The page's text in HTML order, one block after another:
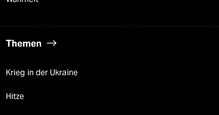
Themen
Krieg in der Ukraine
Hitze